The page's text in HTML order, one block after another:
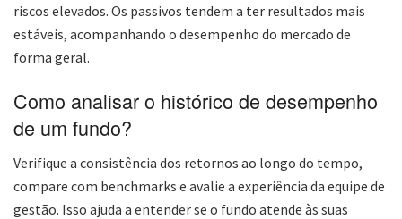
riscos elevados. Os passivos tendem a ter resultados mais
estáveis, acompanhando o desempenho do mercado de
forma geral.
Como analisar o histórico de desempenho
de um fundo?
Verifique a consistência dos retornos ao longo do tempo,
compare com benchmarks e avalie a experiência da equipe de
gestão. Isso ajuda a entender se o fundo atende às suas